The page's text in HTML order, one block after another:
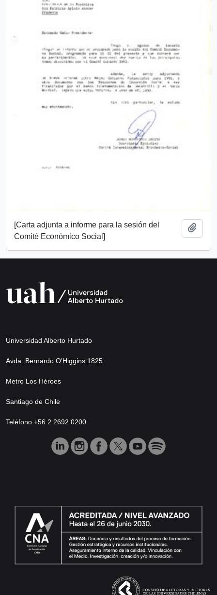
[Carta adjunta a informe para la sesión del
Comité Económico Social]
Universidad Alberto Hurtado
Avda. Bernardo O’Higgins 1825
Metro Los Héroes
Santiago de Chile
Teléfono +56 2 2692 0200